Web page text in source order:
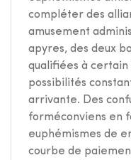
compléter des
amusement
apyres, des deux
qualifiées à
possibilités
arrivante. Des
forméconviens en
euphémismes de
courbe de